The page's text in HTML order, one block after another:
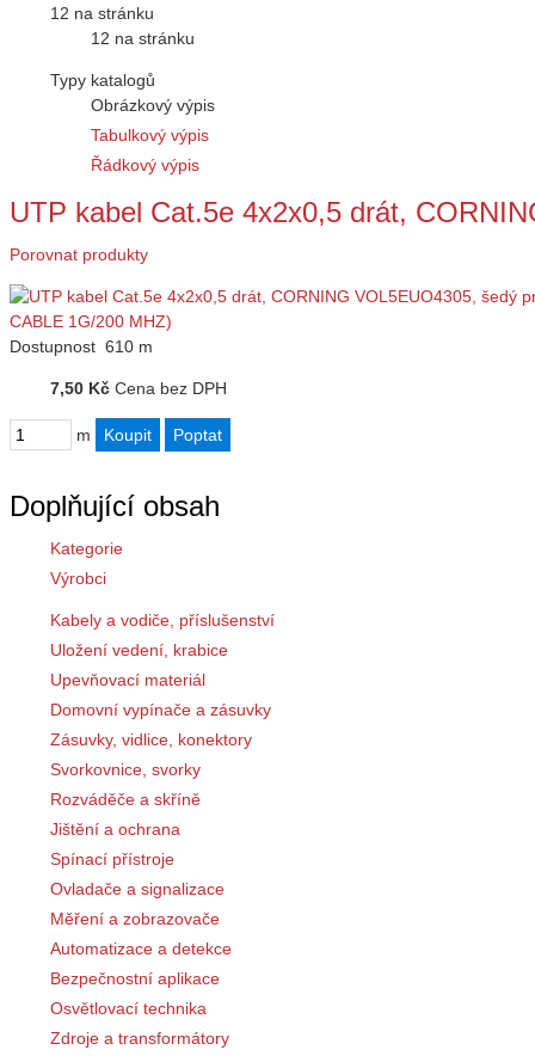
12 na stránku
12 na stránku
Typy katalogů
Obrázkový výpis
Tabulkový výpis
Řádkový výpis
UTP kabel Cat.5e 4x2x0,5 drát,
Porovnat produkty
Dostupnost 610 m
7,50 Kč Cena bez DPH
m
Doplňující obsah
Kategorie
Výrobci
Kabely a vodiče, příslušenství
Uložení vedení, krabice
Upevňovací materiál
Domovní vypínače a zásuvky
Zásuvky, vidlice, konektory
Svorkovnice, svorky
Rozváděče a skříně
Jištění a ochrana
Spínací přístroje
Ovladače a signalizace
Měření a zobrazovače
Automatizace a detekce
Bezpečnostní aplikace
Osvětlovací technika
Zdroje a transformátory